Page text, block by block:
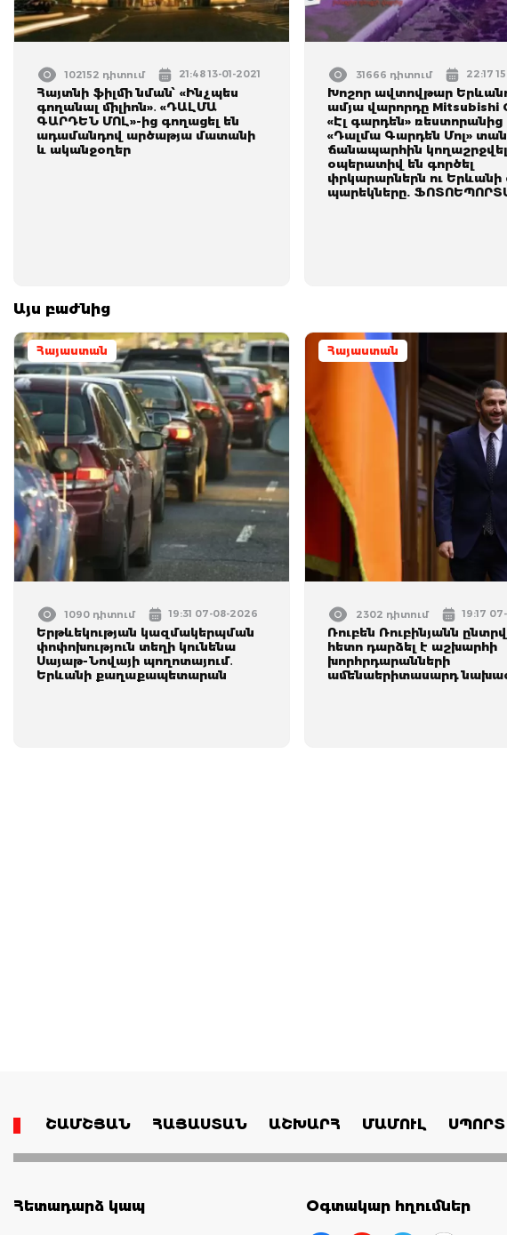
102152 դիտում 21:48 13-01-2021
Հայտնի ֆիլմի նման՝ «Ինչպես
գողանալ միլիոն»․ «ԴԱԼՄԱ
ԳԱՐԴԵՆ ՄՈԼ»-ից գողացել են
ադամանդով արծաթյա մատանի
և ականջօղեր
31666 դիտում 22:17
Խոշոր ավտովթար
ամյա վարորդը Mitsubishi
«Էլ գարդեն» ռեստորանից
«Դալմա Գարդեն Մոլ»
ճանապարհին
օպերատիվ են գործել
փրկարարներն ու Երևանի
պարեկները.
Այս բաժնից
Հայաստան
1090 դիտում 19:31 07-08-2026
Երթևեկության կազմակերպման
փոփոխություն տեղի կունենա
Սայաթ-Նովայի պողոտայում․
Երևանի քաղաքապետարան
Հայաստան
2302 դիտում 19:17
Ռուբեն Ռուբինյանն
հետո դարձել է աշխարհի
խորհրդարանների
ամենաերիտասարդ
ՇԱՄՇՅԱՆ ՀԱՅԱՍՏԱՆ ԱՇԽԱՐՀ ՄԱՄՈՒԼ ՍՊՈՐՏ
Հետադարձ կապ Օգտակար հղումներ